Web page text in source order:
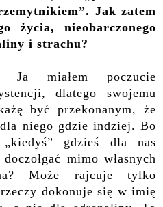
Jak zatem
życia, nieobarczonego
i strachu?
Ja miałem poczucie
dlatego swojemu
być przekonanym, że
niego gdzie indziej. Bo
gdzieś dla nas
mimo własnych
Może rajcuje tylko
dokonuje się w imię